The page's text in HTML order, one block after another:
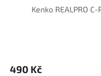
Kenko REALPRO
490 Kč